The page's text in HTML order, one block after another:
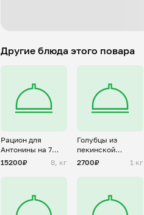
Другие блюда этого повара
Рацион для
Антонины на 7
дней
15200₽ 8, кг
Голубцы из
пекинской
капусты с
2700₽ 1 кг